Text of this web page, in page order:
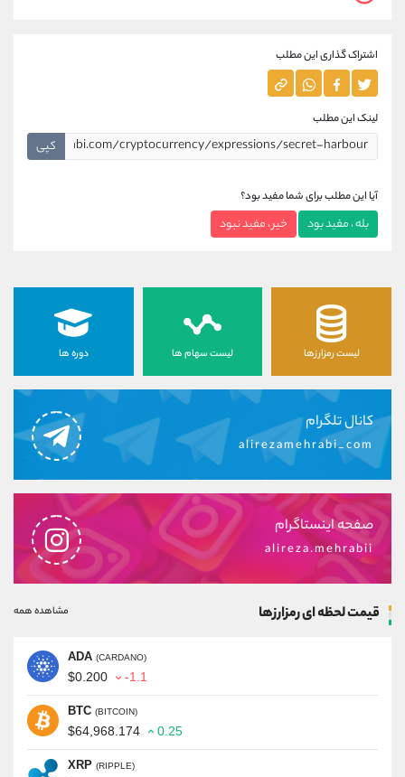
اشتراک گذاری این مطلب
لینک این مطلب
کپی
آیا این مطلب برای شما مفید بود؟
بله ، مفید بود خیر ، مفید نبود
لیست رمزارزها لیست سهام ها دوره ها
کانال تلگرام
alirezamehrabi_com
صفحه اینستاگرام
alireza.mehrabii
قیمت لحظه ای رمزارزها مشاهده همه
ADA (CARDANO)
$0.200 -1.1
BTC (BITCOIN)
$64,968.174 0.25
XRP (RIPPLE)